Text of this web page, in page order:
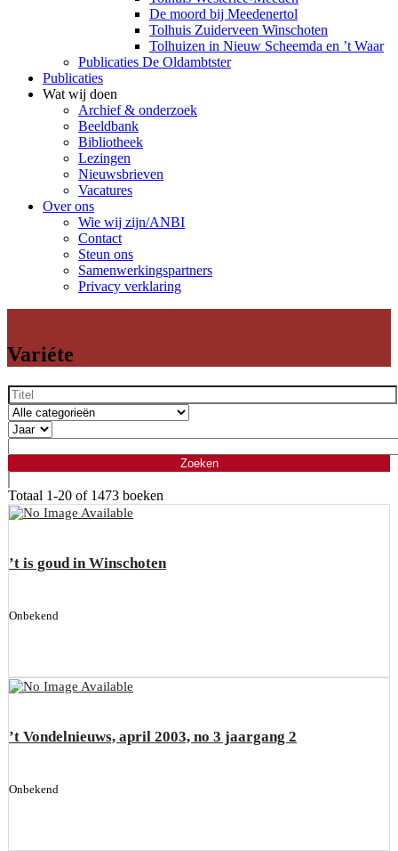
De moord bij Meedenertol
Tolhuis Zuiderveen Winschoten
Tolhuizen in Nieuw Scheemda en ’t Waar
Publicaties De Oldambtster
Publicaties
Wat wij doen
Archief & onderzoek
Beeldbank
Bibliotheek
Lezingen
Nieuwsbrieven
Vacatures
Over ons
Wie wij zijn/ANBI
Contact
Steun ons
Samenwerkingspartners
Privacy verklaring
Variéte
Totaal 1-20 of 1473 boeken
’t is goud in Winschoten
Onbekend
’t Vondelnieuws, april 2003, no 3 jaargang 2
Onbekend